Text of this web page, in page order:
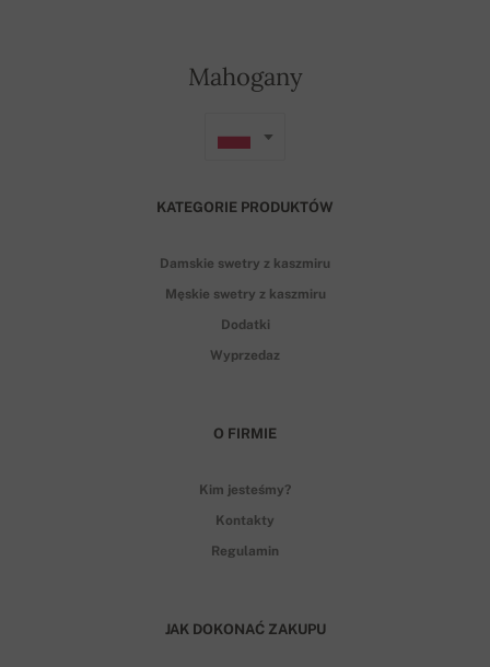
Mahogany
KATEGORIE PRODUKTÓW
Damskie swetry z kaszmiru
Męskie swetry z kaszmiru
Dodatki
Wyprzedaz
O FIRMIE
Kim jesteśmy?
Kontakty
Regulamin
JAK DOKONAĆ ZAKUPU